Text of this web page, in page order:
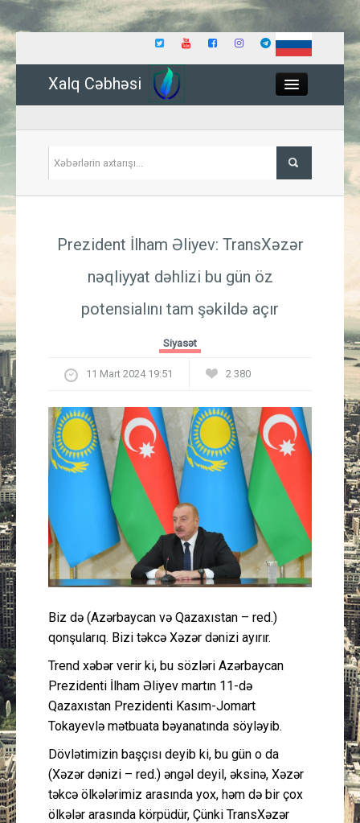
Xalq Cəbhəsi
İqtisadiyyat
Güney Azərbaycan
Mədəniyyət
Müsahibə
Layihə
Gündəm
Cəmiyyət
Peşə etikası
Əlaqə
Prezident İlham Əliyev: TransXəzər
nəqliyyat dəhlizi bu gün öz
potensialını tam şəkildə açır
Siyasət
11 Mart 2024 19:51 2 380
Biz də (Azərbaycan və Qazaxıstan – red.)
qonşularıq. Bizi təkcə Xəzər dənizi ayırır.
Trend xəbər verir ki, bu sözləri Azərbaycan
Prezidenti İlham Əliyev martın 11-də
Qazaxıstan Prezidenti Kasım-Jomart
Tokayevlə mətbuata bəyanatında söyləyib.
Dövlətimizin başçısı deyib ki, bu gün o da
(Xəzər dənizi – red.) əngəl deyil, əksinə, Xəzər
təkcə ölkələrimiz arasında yox, həm də bir çox
ölkələr arasında körpüdür, Çünki TransXəzər